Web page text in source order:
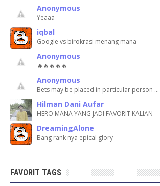
Anonymous
Yeaaa
iqbal
Google vs birokrasi menang mana
Anonymous
🔥🔥🔥🔥🔥
Anonymous
Bets may be placed in particular person …
Hilman Dani Aufar
HERO MANA YANG JADI FAVORIT KALIAN
DreamingAlone
Bang rank nya epical glory
FAVORIT TAGS